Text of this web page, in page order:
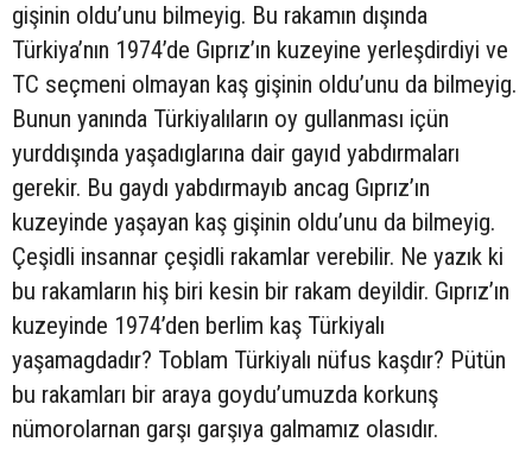
gişinin oldu’unu bilmeyig. Bu rakamın dışında
Türkiya’nın 1974’de Gıprız’ın kuzeyine yerleşdirdiyi ve
TC seçmeni olmayan kaş gişinin oldu’unu da bilmeyig.
Bunun yanında Türkiyalıların oy gullanması içün
yurddışında yaşadıglarına dair gayıd yabdırmaları
gerekir. Bu gaydı yabdırmayıb ancag Gıprız’ın
kuzeyinde yaşayan kaş gişinin oldu’unu da bilmeyig.
Çeşidli insannar çeşidli rakamlar verebilir. Ne yazık ki
bu rakamların hiş biri kesin bir rakam deyildir. Gıprız’ın
kuzeyinde 1974’den berlim kaş Türkiyalı
yaşamagdadır? Toblam Türkiyalı nüfus kaşdır? Pütün
bu rakamları bir araya goydu’umuzda korkunş
nümorolarnan garşı garşıya galmamız olasıdır.